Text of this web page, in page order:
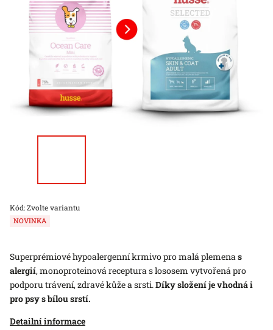
Kód:Zvolte variantu
Superprémiovéhypoalergenníkrmivo pro malá plemenas
alergií, monoproteinová receptura slososem vytvořená pro
podporu trávení, zdravé kůže a srsti.Díky složení je vhodná i
pro psy s bílou srstí.
Detailní informace
NOVINKA